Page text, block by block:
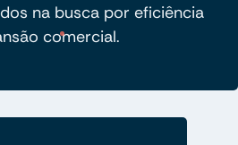
na busca por eficiência
comercial.